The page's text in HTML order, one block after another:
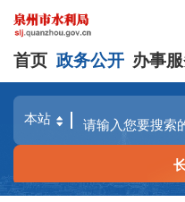
首页 政务公开 办事